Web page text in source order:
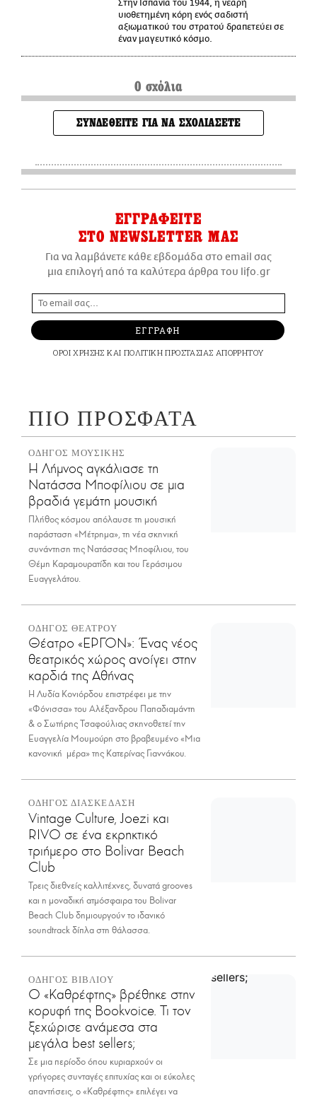
Στην Ισπανία του 1944, η νεαρή
υιοθετημένη κόρη ενός σαδιστή
αξιωματικού του στρατού δραπετεύει σε
έναν μαγευτικό κόσμο.
0 σχόλια
ΣΥΝΔΕΘΕΙΤΕ ΓΙΑ ΝΑ ΣΧΟΛΙΑΣΕΤΕ
ΕΓΓΡΑΦΕΙΤΕ
ΣΤΟ NEWSLETTER ΜΑΣ
Για να λαμβάνετε κάθε εβδομάδα στο email σας
μια επιλογή από τα καλύτερα άρθρα του lifo.gr
ΕΓΓΡΑΦΗ
ΟΡΟΙ ΧΡΗΣΗΣ ΚΑΙ ΠΟΛΙΤΙΚΗ ΠΡΟΣΤΑΣΙΑΣ ΑΠΟΡΡΗΤΟΥ
ΠΙΟ ΠΡΟΣΦΑΤΑ
ΟΔΗΓΟΣ ΜΟΥΣΙΚΗΣ
Η Λήμνος αγκάλιασε τη
Νατάσσα Μποφίλιου σε μια
βραδιά γεμάτη μουσική
Πλήθος κόσμου απόλαυσε τη μουσική
παράσταση «Μέτρημα», τη νέα σκηνική
συνάντηση της Νατάσσας Μποφίλιου, του
Θέμη Καραμουρατίδη και του Γεράσιμου
Ευαγγελάτου.
ΟΔΗΓΟΣ ΘΕΑΤΡΟΥ
Θέατρο «ΕΡΓΟΝ»: Ένας νέος
θεατρικός χώρος ανοίγει στην
καρδιά της Αθήνας
Η Λυδία Κονιόρδου επιστρέφει με την
«Φόνισσα» του Αλέξανδρου Παπαδιαμάντη
& ο Σωτήρης Τσαφούλιας σκηνοθετεί την
Ευαγγελία Μουμούρη στο βραβευμένο «Μια
κανονική μέρα» της Κατερίνας Γιαννάκου.
ΟΔΗΓΟΣ ΔΙΑΣΚΕΔΑΣΗ
Vintage Culture, Joezi και
RIVO σε ένα εκρηκτικό
τριήμερο στο Bolivar Beach
Club
Τρεις διεθνείς καλλιτέχνες, δυνατά grooves
και η μοναδική ατμόσφαιρα του Bolivar
Beach Club δημιουργούν το ιδανικό
soundtrack δίπλα στη θάλασσα.
ΟΔΗΓΟΣ ΒΙΒΛΙΟΥ
Ο «Καθρέφτης» βρέθηκε στην
κορυφή της Bookvoice. Τι τον
ξεχώρισε ανάμεσα στα
μεγάλα best sellers;
Σε μια περίοδο όπου κυριαρχούν οι
γρήγορες συνταγές επιτυχίας και οι εύκολες
απαντήσεις, ο «Καθρέφτης» επιλέγει να